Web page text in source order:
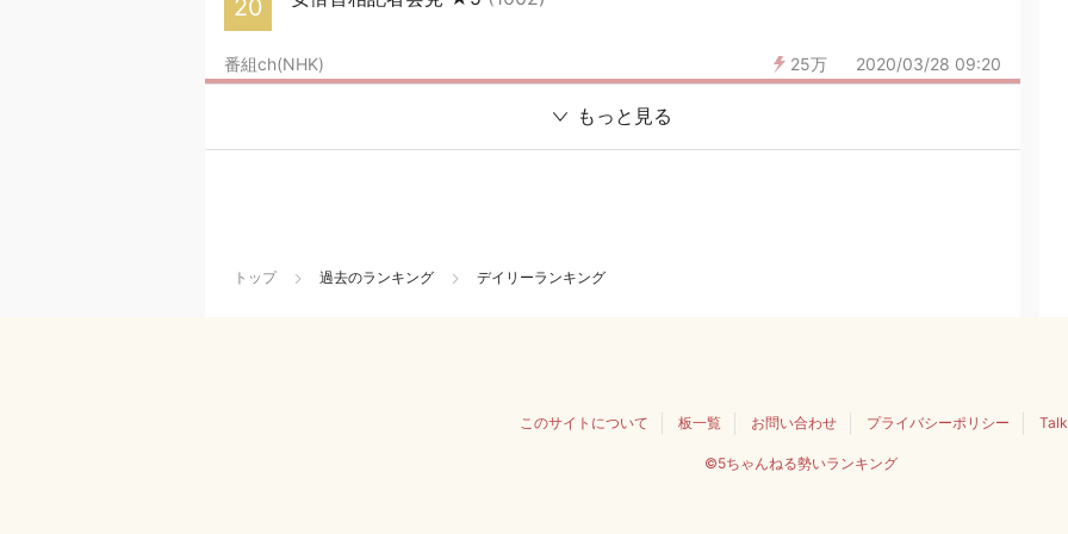
20
25万 2020/03/28 09:20
番組ch(NHK)
もっと見る
トップ 過去のランキング デイリーランキング
このサイトについて 板一覧 お問い合わせ プライバシーポリシー
©5ちゃんねる勢いランキング